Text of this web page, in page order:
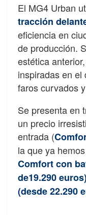
El MG4 Urban
tracción
eficiencia en
de producción.
estética
inspiradas en el
faros curvados
Se presenta en
un precio
entrada (
la que ya
Comfort con
de19.290
(desde 22.290